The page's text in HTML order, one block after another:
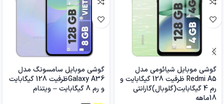
گوشی موبایل شیائومی مدل
Redmi A5 ظرفیت 128 گیگابایت و
رم 4 گیگابایت(گلوبال)گارانتی
18ماهه
گوشی موبایل سامسونگ مدل
Galaxy A36ظرفیت 128 گیگابایت
و رم 8 گیگابایت – ویتنام